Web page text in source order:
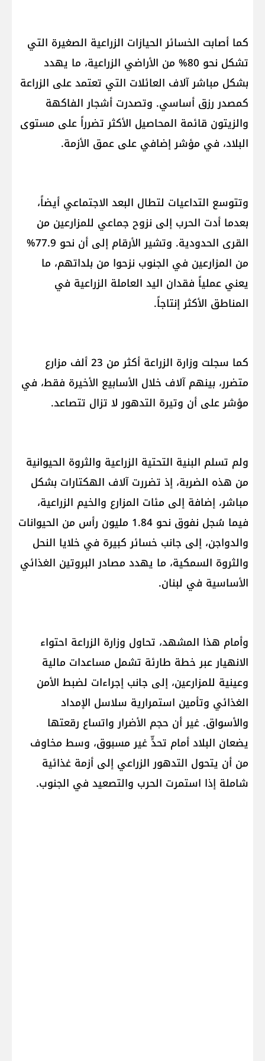
كما أصابت الخسائر الحيازات الزراعية الصغيرة التي
تشكل نحو 80% من الأراضي الزراعية، ما يهدد
بشكل مباشر آلاف العائلات التي تعتمد على الزراعة
كمصدر رزق أساسي. وتصدرت أشجار الفاكهة
والزيتون قائمة المحاصيل الأكثر تضرراً على مستوى
البلاد، في مؤشر إضافي على عمق الأزمة.
وتتوسع التداعيات لتطال البعد الاجتماعي أيضاً،
بعدما أدت الحرب إلى نزوح جماعي للمزارعين من
القرى الحدودية. وتشير الأرقام إلى أن نحو 77.9%
من المزارعين في الجنوب نزحوا من بلداتهم، ما
يعني عملياً فقدان اليد العاملة الزراعية في
المناطق الأكثر إنتاجاً.
كما سجلت وزارة الزراعة أكثر من 23 ألف مزارع
متضرر، بينهم آلاف خلال الأسابيع الأخيرة فقط، في
مؤشر على أن وتيرة التدهور لا تزال تتصاعد.
ولم تسلم البنية التحتية الزراعية والثروة الحيوانية
من هذه الضربة، إذ تضررت آلاف الهكتارات بشكل
مباشر، إضافة إلى مئات المزارع والخيم الزراعية،
فيما سُجل نفوق نحو 1.84 مليون رأس من الحيوانات
والدواجن، إلى جانب خسائر كبيرة في خلايا النحل
والثروة السمكية، ما يهدد مصادر البروتين الغذائي
الأساسية في لبنان.
وأمام هذا المشهد، تحاول وزارة الزراعة احتواء
الانهيار عبر خطة طارئة تشمل مساعدات مالية
وعينية للمزارعين، إلى جانب إجراءات لضبط الأمن
الغذائي وتأمين استمرارية سلاسل الإمداد
والأسواق. غير أن حجم الأضرار واتساع رقعتها
يضعان البلاد أمام تحدٍّ غير مسبوق، وسط مخاوف
من أن يتحول التدهور الزراعي إلى أزمة غذائية
شاملة إذا استمرت الحرب والتصعيد في الجنوب.